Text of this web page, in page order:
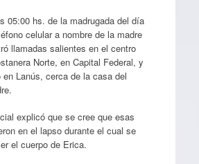
05:00 hs. de la madrugada del día
celular a nombre de la madre
llamadas salientes en el centro
Norte, en Capital Federal, y
Lanús, cerca de la casa del
explicó que se cree que esas
en el lapso durante el cual se
el cuerpo de Erica.